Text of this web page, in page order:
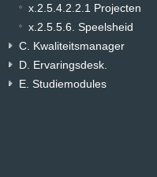
x.2.5.4.2.2.1 Projecten
x.2.5.5.6. Speelsheid
C. Kwaliteitsmanager
D. Ervaringsdesk.
E. Studiemodules